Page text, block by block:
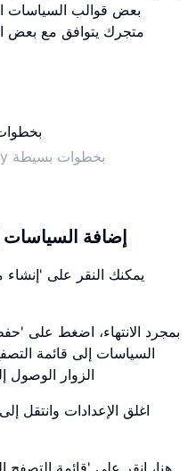
بعض قوالب السياسات
متجرك يتوافق مع بعض
إعداد متجر Shopify بخطوات بسيطة
إضافة السياسات
يمكنك النقر على
بمجرد الانتهاء، اضغط على
السياسات إلى قائمة
الزوار الوصول
اغلق الإعدادات وانتقل
هنا، انقر على 'قائمة